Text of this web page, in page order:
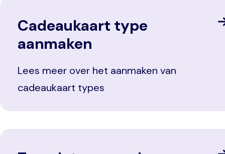
Cadeaukaart type
aanmaken
Lees meer over het aanmaken van
cadeaukaart types